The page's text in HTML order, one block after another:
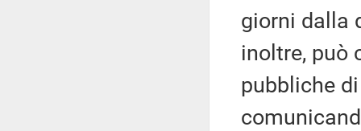
giorni dalla
inoltre, può
pubbliche